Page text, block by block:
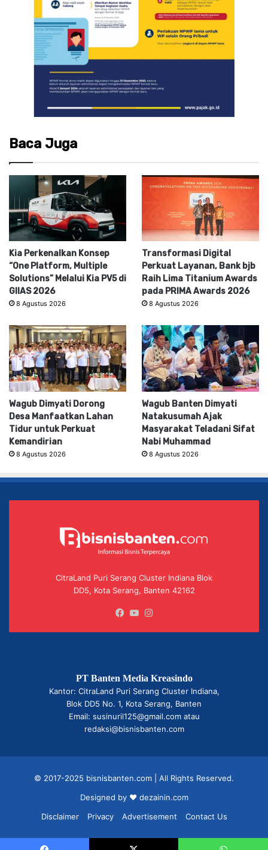
Baca Juga
Kia Perkenalkan Konsep
“One Platform, Multiple
Solutions” Melalui Kia PV5 di
GIIAS 2026
8 Agustus 2026
Transformasi Digital
Perkuat Layanan, Bank bjb
Raih Lima Titanium Awards
pada PRIMA Awards 2026
8 Agustus 2026
Wagub Dimyati Dorong
Desa Manfaatkan Lahan
Tidur untuk Perkuat
Kemandirian
8 Agustus 2026
Wagub Banten Dimyati
Natakusumah Ajak
Masyarakat Teladani Sifat
Nabi Muhammad
8 Agustus 2026
CitraLand Puri Serang Cluster Indiana Blok
DD5, Kota Serang, Banten 42162
Facebook
YouTube
PT Banten Media Kreasindo
Kantor: CitraLand Puri Serang Cluster Indiana,
Blok DD5 No. 1, Kota Serang, Banten
Email: susinuril125@gmail.com atau
redaksi@bisnisbanten.com
© 2017-2025 bisnisbanten.com | All Rights Reserved.
Designed by ❤ dezainin.com
Disclaimer
Privacy Advertisement Contact Us